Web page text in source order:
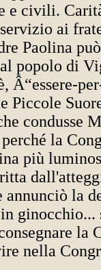
e civili.
ai
Paolina può
popolo di
Â“essere-
Piccole
condusse
la
più
la
la
nella